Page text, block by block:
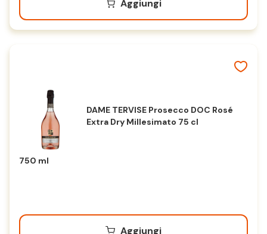
Aggiungi
DAME TERVISE Prosecco DOC Rosé
Extra Dry Millesimato 75 cl
750 ml
Aggiungi